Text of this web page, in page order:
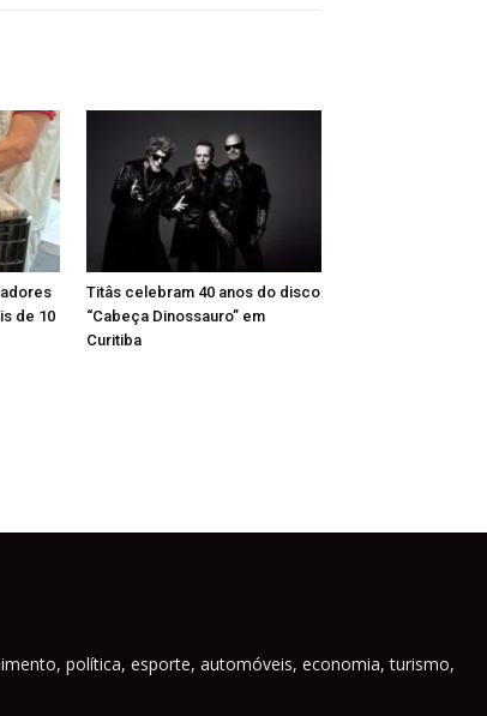
de 10
Titâs celebram 40 anos do disco
“Cabeça Dinossauro” em
Curitiba
política, esporte, automóveis, economia, turismo,